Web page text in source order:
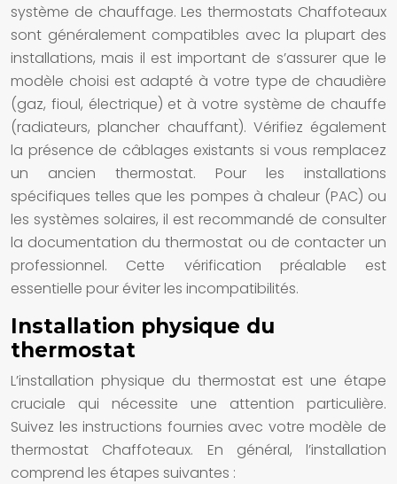
système de chauffage. Les thermostats Chaffoteaux
sont généralement compatibles avec la plupart des
installations, mais il est important de s’assurer que le
modèle choisi est adapté à votre type de chaudière
(gaz, fioul, électrique) et à votre système de chauffe
(radiateurs, plancher chauffant). Vérifiez également
la présence de câblages existants si vous remplacez
un ancien thermostat. Pour les installations
spécifiques telles que les pompes à chaleur (PAC) ou
les systèmes solaires, il est recommandé de consulter
la documentation du thermostat ou de contacter un
professionnel. Cette vérification préalable est
essentielle pour éviter les incompatibilités.
Installation physique du
thermostat
L’installation physique du thermostat est une étape
cruciale qui nécessite une attention particulière.
Suivez les instructions fournies avec votre modèle de
thermostat Chaffoteaux. En général, l’installation
comprend les étapes suivantes :